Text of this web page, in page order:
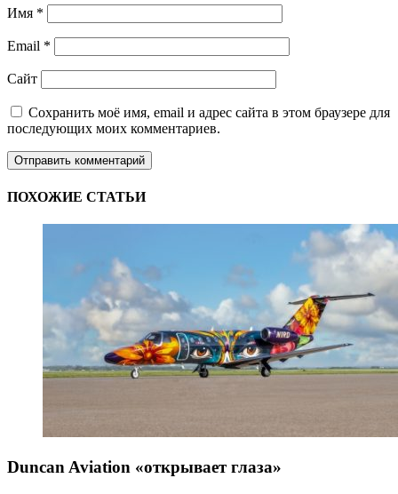
Имя *
Email *
Сайт
Сохранить моё имя, email и адрес сайта в этом браузере для
последующих моих комментариев.
ПОХОЖИЕ СТАТЬИ
Duncan Aviation «открывает глаза»